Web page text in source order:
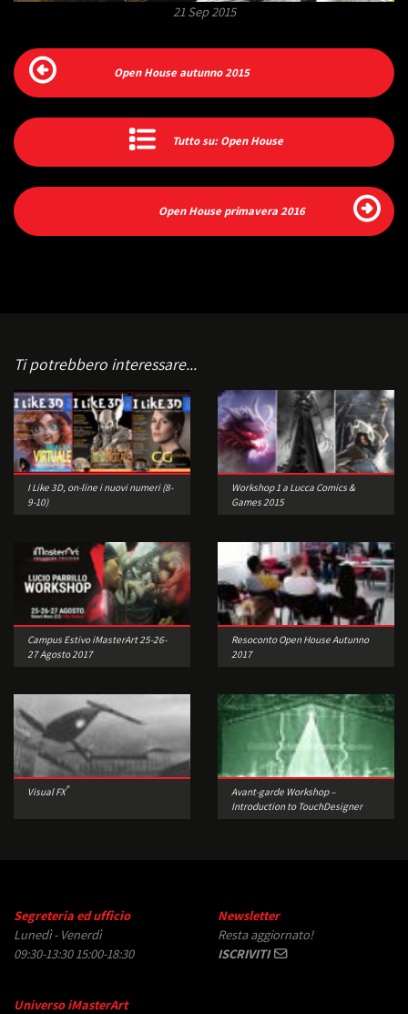
21 Sep 2015
Open House autunno 2015
Tutto su: Open House
Open House primavera 2016
Ti potrebbero interessare...
I Like 3D, on-line i nuovi numeri (8-
9-10)
Workshop 1 a Lucca Comics &
Games 2015
Campus Estivo iMasterArt 25-26-
27 Agosto 2017
Resoconto Open House Autunno
2017
Visual FX®
Avant-garde Workshop –
Introduction to TouchDesigner
Segreteria ed ufficio
Lunedì - Venerdì
09:30-13:30 15:00-18:30
Newsletter
Resta aggiornato!
ISCRIVITI
Universo iMasterArt